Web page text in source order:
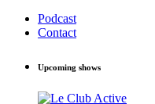
Podcast
Contact
Upcoming shows